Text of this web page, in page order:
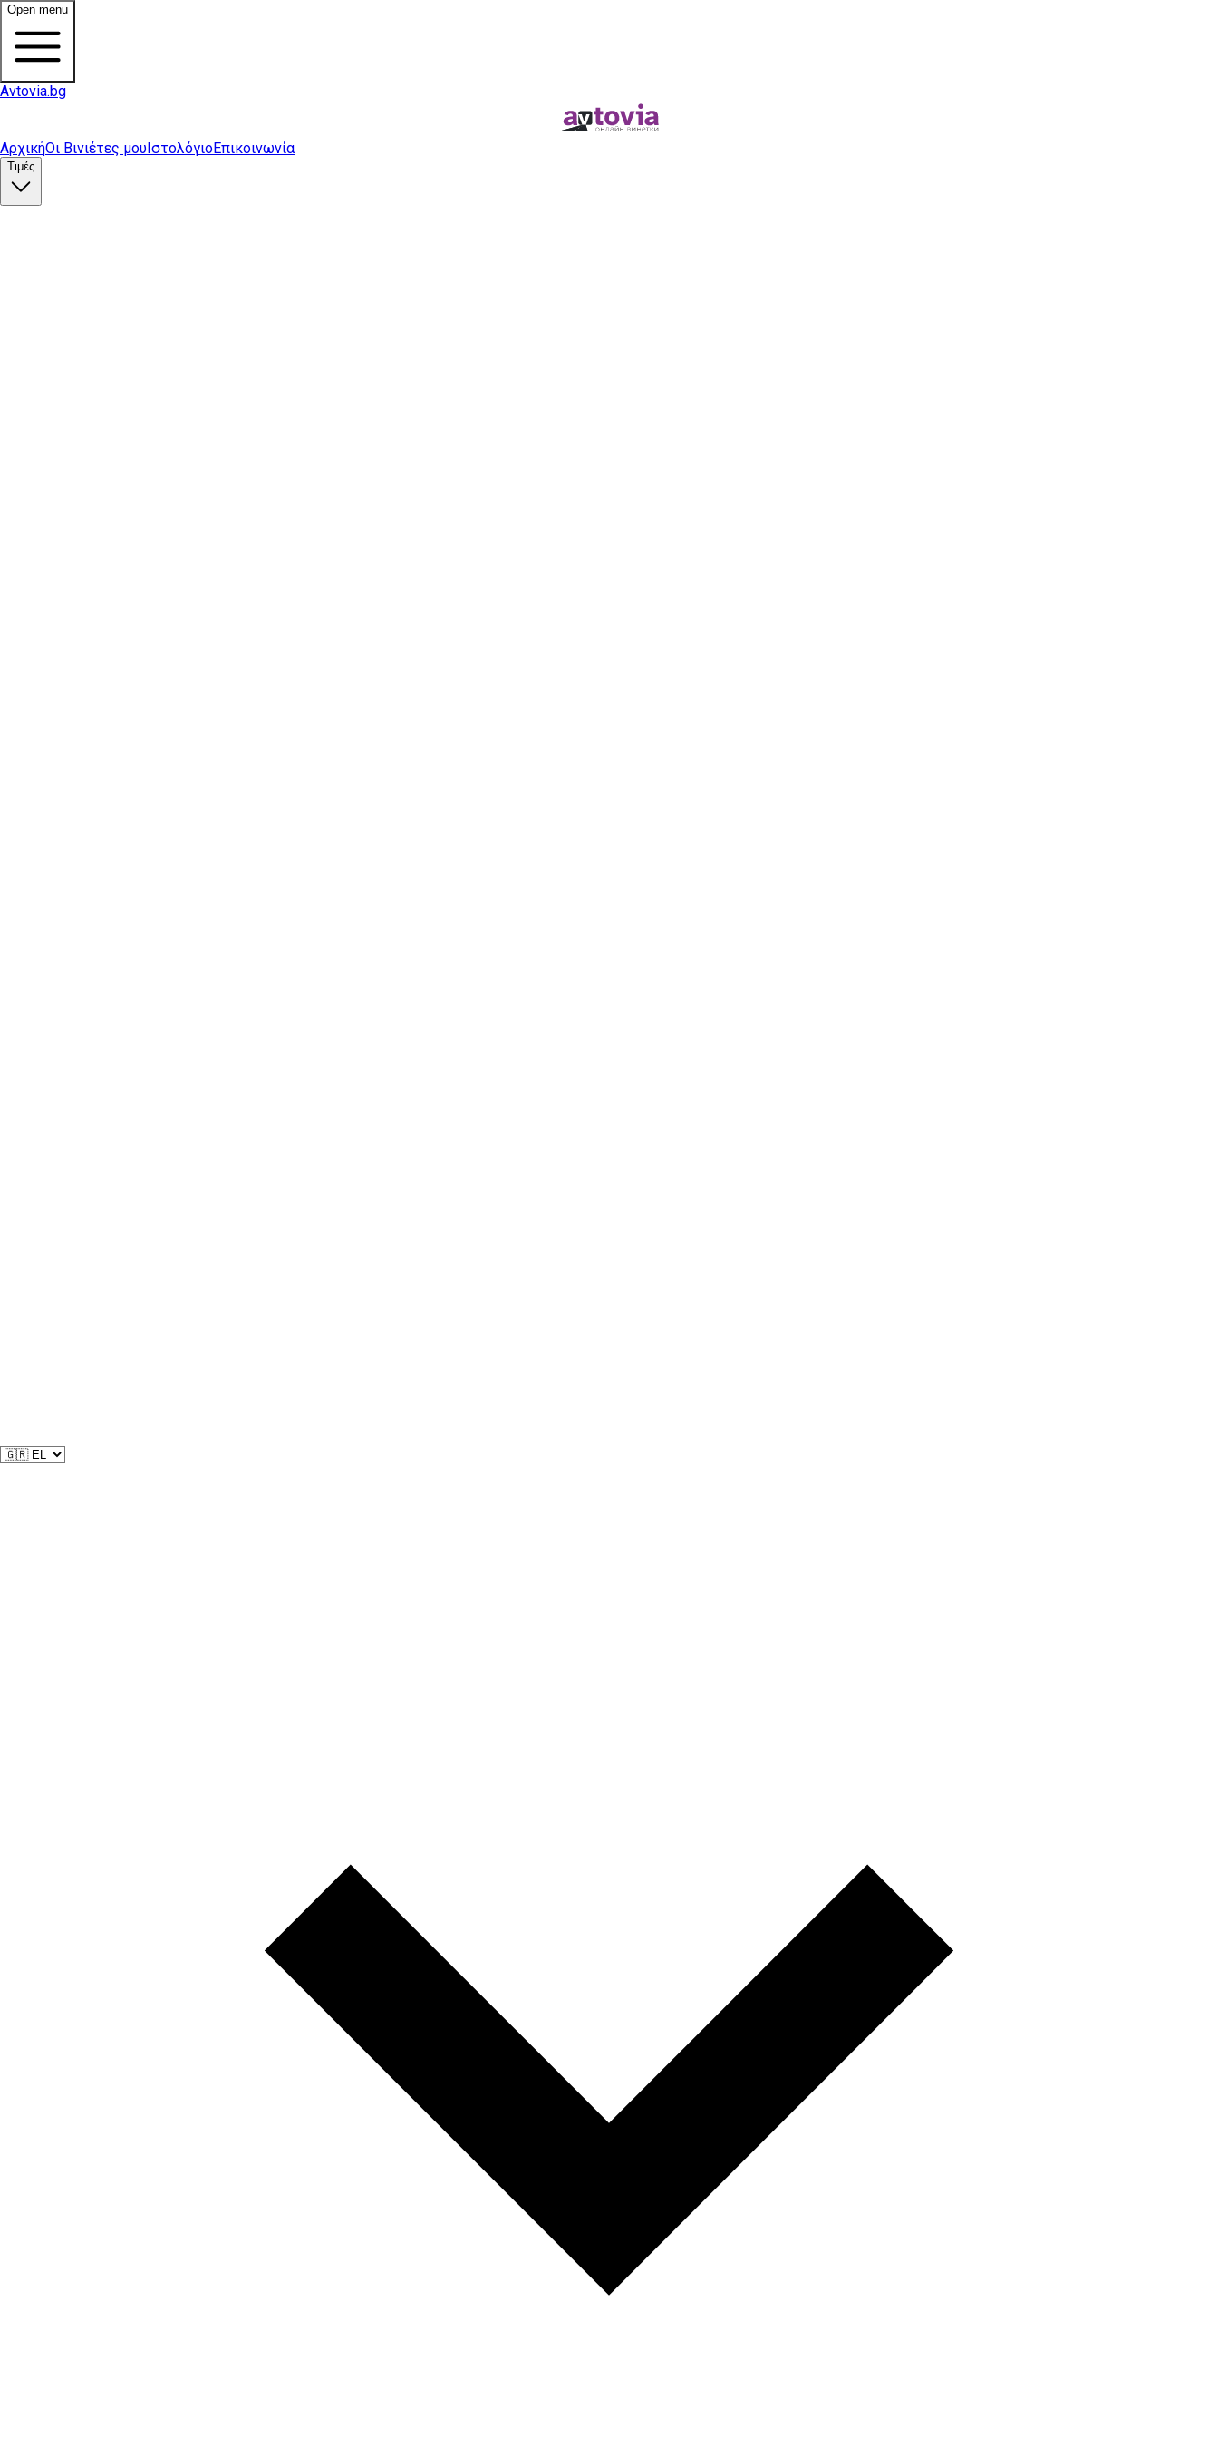
Open menu
Avtovia.bg
ΑρχικήΟι Βινιέτες μουΙστολόγιοΕπικοινωνία
Τιμές